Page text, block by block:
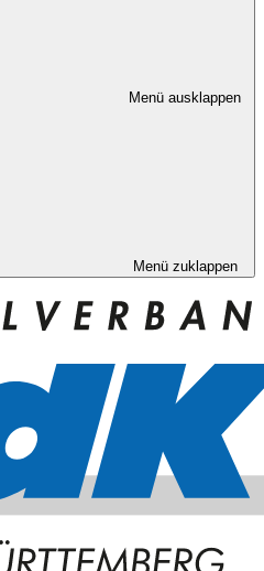
Menü ausklappen
Menü zuklappen